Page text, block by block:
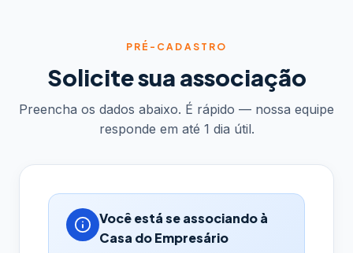
PRÉ-CADASTRO
Solicite sua associação
Preencha os dados abaixo. É rápido — nossa equipe
responde em até 1 dia útil.
Você está se associando à
Casa do Empresário